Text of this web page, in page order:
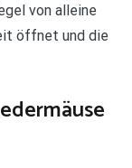
von alleine
öffnet und die